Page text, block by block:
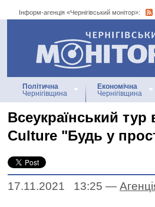
Інформ-агенція «Чернігівський монітор»:
Інформ-агенція
«Чернігівський
Політична
Чернігівщина
Економічна
Чернігівщина
Всеукраїнський
Culture "Будь у
17.11.2021 13:25 —